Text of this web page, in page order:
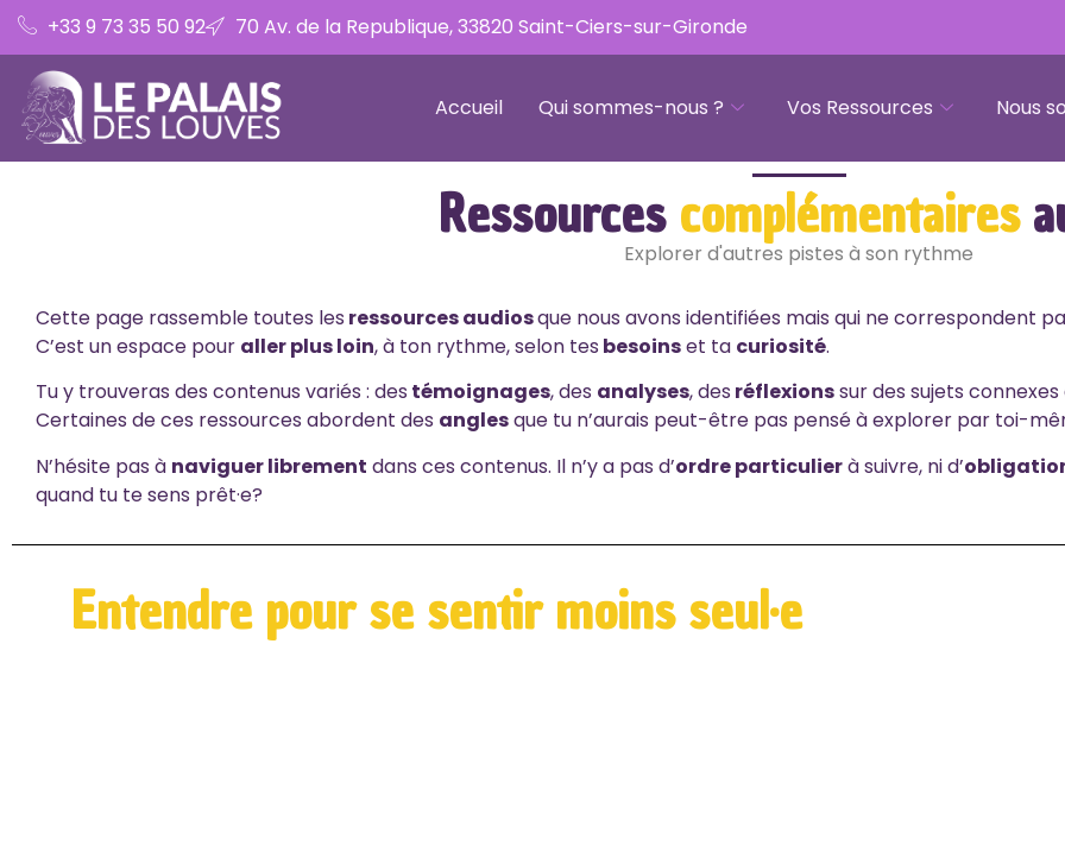
+33 9 73 35 50 92 70 Av. de la Republique, 33820 Saint-Ciers-sur-Gironde
Accueil Qui sommes-nous ? Vos Ressources Nous
Ressources complémentaires
Explorer d'autres pistes à son rythme
Cette page rassemble toutes les ressources audiosque nous avons identifiées mais qui ne correspondent
C’est un espace pour aller plus loin, à ton rythme, selon tes besoinset ta curiosité.
Tu y trouveras des contenus variés : des témoignages, des analyses, des réflexionssur des sujets
Certaines de ces ressources abordent des anglesque tu n’aurais peut-être pas pensé à explorer par toi-
N’hésite pas à naviguer librement dans ces contenus. Il n’y a pas d’ordre particulierà suivre, ni d’
quand tu te sens prêt·e?
Entendre pour se sentir moins seul·e